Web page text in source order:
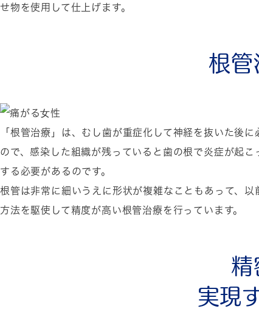
せ物を使用して仕上げます。
根
「根管治療」は、むし歯が重症化して神経を抜いた後
ので、感染した組織が残っていると歯の根で炎症が起
する必要があるのです。
根管は非常に細いうえに形状が複雑なこともあって、
方法を駆使して精度が高い根管治療を行っています。
実現